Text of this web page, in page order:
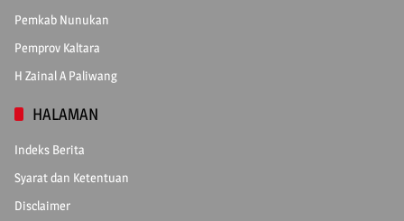
Pemkab Nunukan
Pemprov Kaltara
H Zainal A Paliwang
HALAMAN
Indeks Berita
Syarat dan Ketentuan
Disclaimer